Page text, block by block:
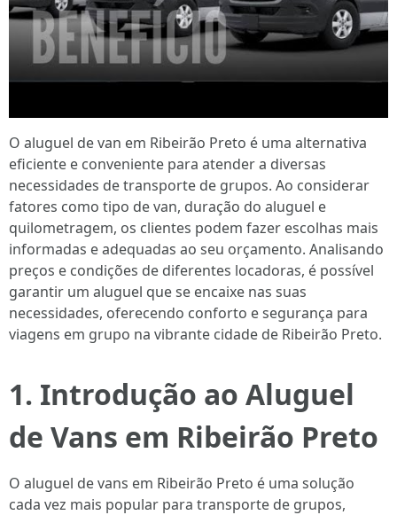
O aluguel de van em Ribeirão Preto é uma alternativa
eficiente e conveniente para atender a diversas
necessidades de transporte de grupos. Ao considerar
fatores como tipo de van, duração do aluguel e
quilometragem, os clientes podem fazer escolhas mais
informadas e adequadas ao seu orçamento. Analisando
preços e condições de diferentes locadoras, é possível
garantir um aluguel que se encaixe nas suas
necessidades, oferecendo conforto e segurança para
viagens em grupo na vibrante cidade de Ribeirão Preto.
1. Introdução ao Aluguel
de Vans em Ribeirão Preto
O aluguel de vans em Ribeirão Preto é uma solução
cada vez mais popular para transporte de grupos,